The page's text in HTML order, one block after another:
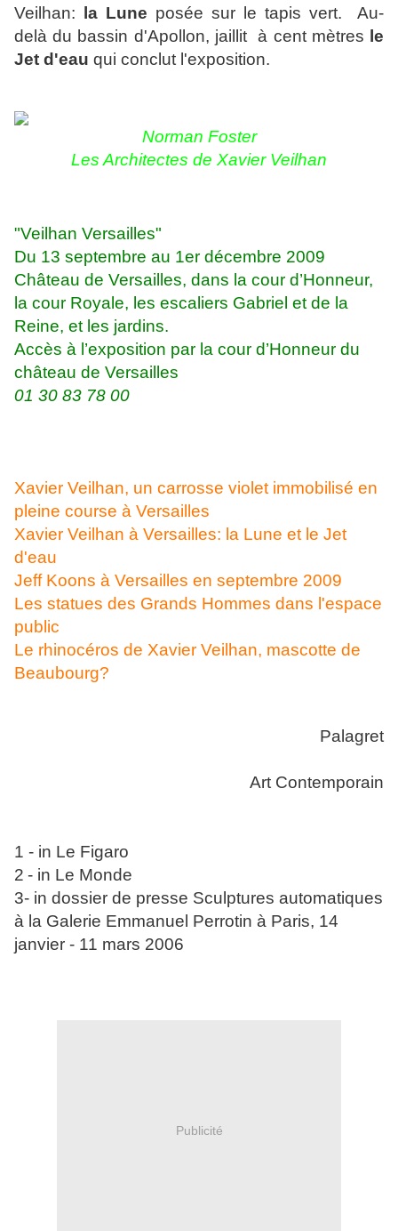
Veilhan: la Lune posée sur le tapis vert. Au-
delà du bassin d'Apollon, jaillit à cent mètres le
Jet d'eau qui conclut l'exposition.
Norman Foster
Les Architectes de Xavier Veilhan
"Veilhan Versailles"
Du 13 septembre au 1er décembre 2009
Château de Versailles, dans la cour d’Honneur,
la cour Royale, les escaliers Gabriel et de la
Reine, et les jardins.
Accès à l’exposition par la cour d’Honneur du
château de Versailles
01 30 83 78 00
Xavier Veilhan, un carrosse violet immobilisé en
pleine course à Versailles
Xavier Veilhan à Versailles: la Lune et le Jet
d'eau
Jeff Koons à Versailles en septembre 2009
Les statues des Grands Hommes dans l'espace
public
Le rhinocéros de Xavier Veilhan, mascotte de
Beaubourg?
Palagret
Art Contemporain
1 - in Le Figaro
2 - in Le Monde
3- in dossier de presse Sculptures automatiques
à la Galerie Emmanuel Perrotin à Paris, 14
janvier - 11 mars 2006
Publicité